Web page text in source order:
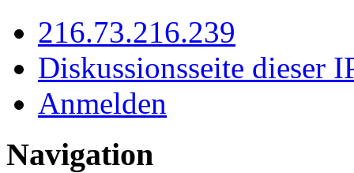
216.73.216.239
Diskussionsseite dieser
Anmelden
Navigation